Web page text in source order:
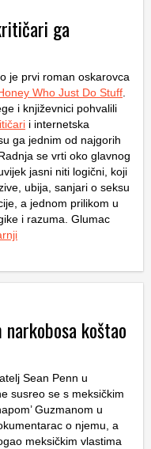
ga
je prvi roman oskarovca
Who Just Do Stuff.
i književnici pohvalili
i internetska
ga jednim od najgorih
se vrti oko glavnog
jasni niti logični, koji
ubija, sanjari o seksu
a jednom prilikom u
i razuma. Glumac
koštao
Sean Penn u
susreo se s meksičkim
Guzmanom u
o njemu, a
meksičkim vlastima